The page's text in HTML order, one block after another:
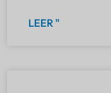
LEER "